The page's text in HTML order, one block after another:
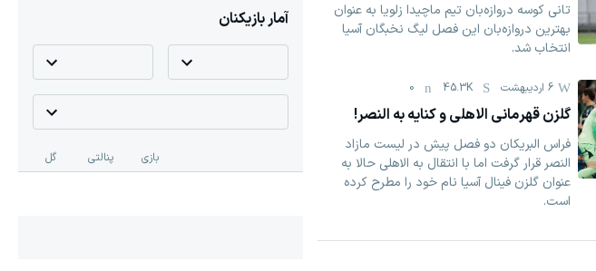
تانی کوسه دروازه‌بان تیم ماچیدا زلویا به عنوان
بهترین دروازه‌بان این فصل لیگ نخبگان آسیا
انتخاب شد.
6 اردیبهشت 45.3K
0
گلزن قهرمانی الاهلی و کنایه به النصر!
فراس البریکان دو فصل پیش در لیست مازاد
النصر قرار گرفت اما با انتقال به الاهلی حالا به
عنوان گلزن فینال آسیا نام خود را مطرح کرده
است.
آمار بازیکنان
بازی پنالتی گل